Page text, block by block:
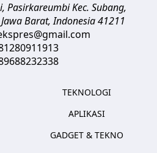
Pasirkareumbi Kec. Subang,
Barat,Indonesia41211
TEKNOLOGI
APLIKASI
GADGET & TEKNO